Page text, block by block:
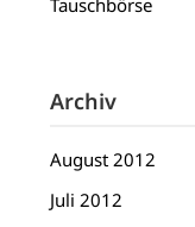
Tauschbörse
Archiv
August 2012
Juli 2012